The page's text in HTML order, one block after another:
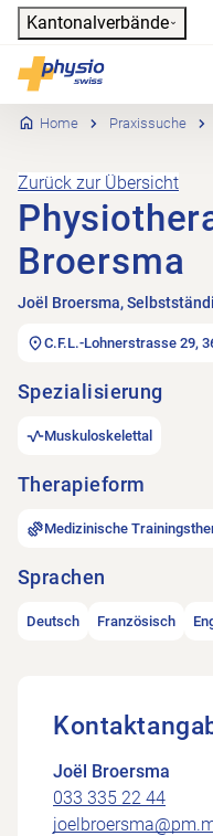
Header
Kantonalverbände
Physioswiss
Home Praxissuche
Zurück zur Übersicht
Broersma
Joël Broersma,
C.F.L.-Lohnerstrasse 29,
Spezialisierung
Muskuloskelettal
Therapieform
Medizinische
Sprachen
Deutsch Französisch
Joël Broersma
033 335 22 44